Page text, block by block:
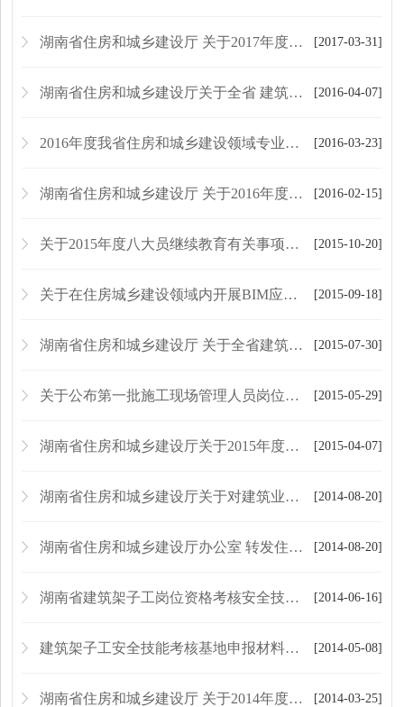
[2017-03-31]
湖南省住房和城乡建设厅 关于2017年度全省住房和城乡建设领域 专业人员岗位考核有关事项的通知
[2016-04-07]
湖南省住房和城乡建设厅关于全省 建筑业企业专业技术管理人员换发新证的通知
[2016-03-23]
2016年度我省住房和城乡建设领域专业人员岗位考试 有新规定和新要求
[2016-02-15]
湖南省住房和城乡建设厅 关于2016年度住房和城乡建设领域专业人员 岗位考试有关事项的通知
[2015-10-20]
关于2015年度八大员继续教育有关事项的补充通知
[2015-09-18]
关于在住房城乡建设领域内开展BIM应用 技能考评相关工作的通知
[2015-07-30]
湖南省住房和城乡建设厅 关于全省建筑业企业专业技术管理人员 继续教育和换发新证的通知
[2015-05-29]
关于公布第一批施工现场管理人员岗位证书颁证机构、技术工人 执业培训合格证书或职业技能等级证书颁证机构的通知
[2015-04-07]
湖南省住房和城乡建设厅关于2015年度住房和城乡 建设领域专业人员岗位考试有关事项的通知
[2014-08-20]
湖南省住房和城乡建设厅关于对建筑业企业 专业技术管理人员岗位培训情况调查摸底的 通知
[2014-08-20]
湖南省住房和城乡建设厅办公室 转发住房城乡建设部办公厅关于开展建筑业 “千万农民工同上一堂课”安全培训 活动的通知
[2014-06-16]
湖南省建筑架子工岗位资格考核安全技术理论考试规则（试行）
[2014-05-08]
建筑架子工安全技能考核基地申报材料要求
[2014-03-25]
湖南省住房和城乡建设厅 关于2014年度建筑业企业专业技术管理人员岗位资格 远程网络考试有关事项的通知